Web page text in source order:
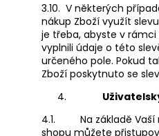
3.10. V některých
nákup Zboží využít
je třeba, abyste v
vyplnili údaje o této
určeného pole. Pokud
Zboží poskytnuto se
4.1.
Na základě
shopu můžete